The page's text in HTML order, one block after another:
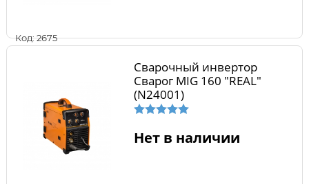
Код: 2675
Сварочный инвертор
Сварог MIG 160 "REAL"
(N24001)
Нет в наличии